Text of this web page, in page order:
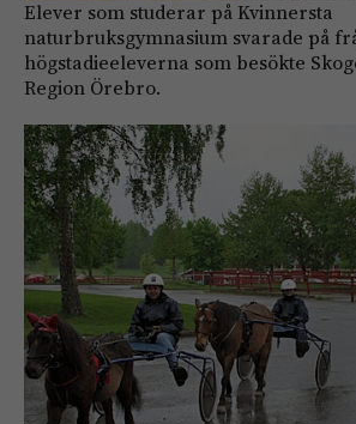
Elever som studerar på Kvinnersta
naturbruksgymnasium svarade på
högstadieeleverna som besökte
Region Örebro.